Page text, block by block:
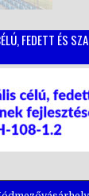
FEDETT ÉS